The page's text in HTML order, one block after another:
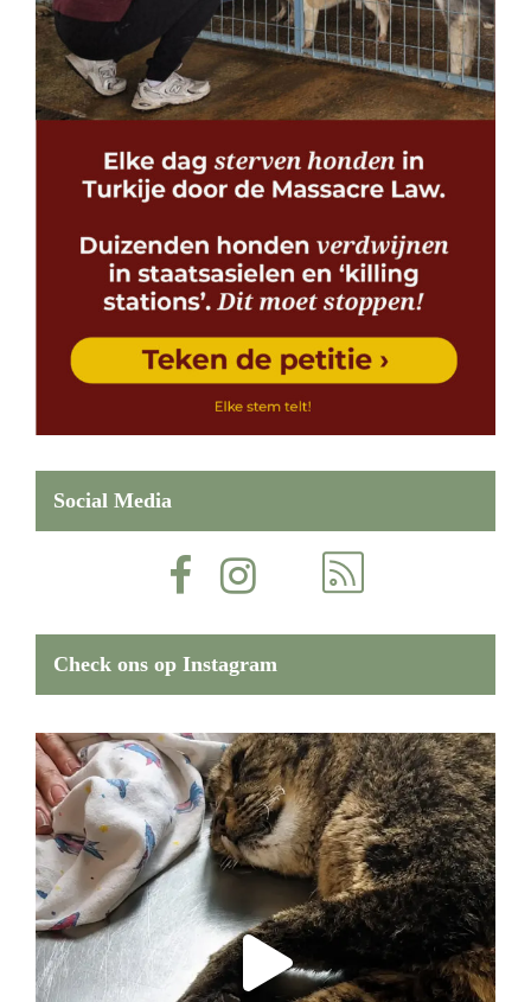
Social Media
Check ons op Instagram